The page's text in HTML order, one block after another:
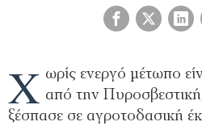
Χ ωρίς ενεργό μέτωπο
από την
ξέσπασε σε αγροτοδασική